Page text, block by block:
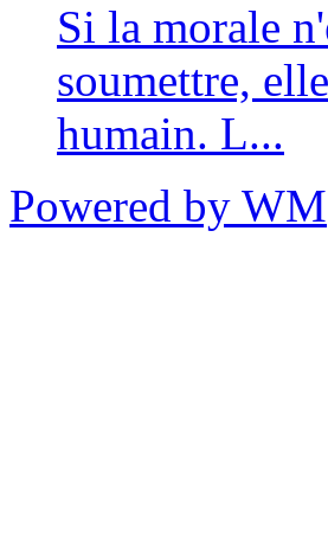
Si la morale
soumettre,
humain. L...
Powered by WM